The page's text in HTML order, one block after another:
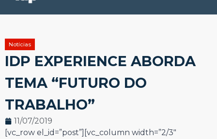
Notícias
IDP EXPERIENCE ABORDA
TEMA “FUTURO DO
TRABALHO”
11/07/2019
[vc_row el_id=”post”][vc_column width=”2/3″